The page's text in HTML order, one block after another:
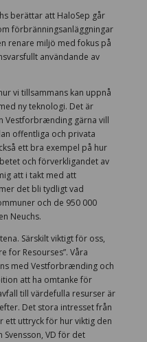
berättar att HaloSep går
förbränningsanläggningar
renare miljö med fokus på
användande av
vi tillsammans kan uppnå
ny teknologi. Det är
Vestforbrænding gärna vill
offentliga och privata
ett bra exempel på hur
och förverkligandet av
att i takt med att
det bli tydligt vad
och de 950 000
Neuchs.
Särskilt viktigt för oss,
for Resourses”. Våra
med Vestforbrænding och
att ha omtanke för
till värdefulla resurser är
Det stora intresset från
ett uttryck för hur viktig den
Svensson, VD för det